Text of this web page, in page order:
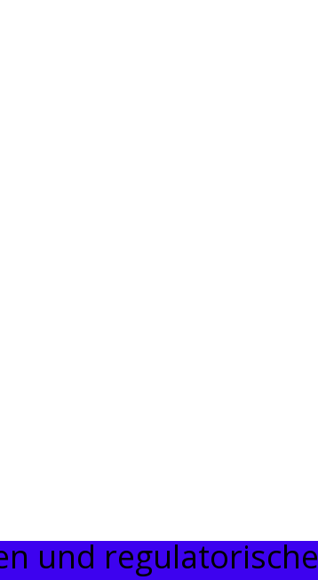
und regulatorische